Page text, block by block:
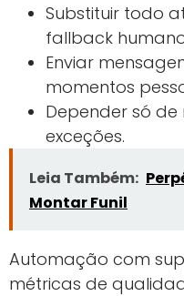
Substituir todo
fallback
Enviar
momentos
Depender só
exceções.
Leia Também:
Montar Funil
Automação com
métricas de